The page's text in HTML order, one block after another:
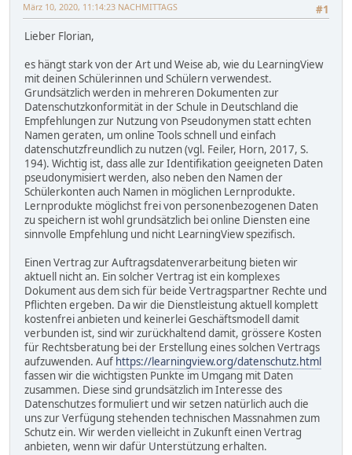
#1
März 10, 2020, 11:14:23 NACHMITTAGS
Lieber Florian,
es hängt stark von der Art und Weise ab, wie du LearningView
mit deinen Schülerinnen und Schülern verwendest.
Grundsätzlich werden in mehreren Dokumenten zur
Datenschutzkonformität in der Schule in Deutschland die
Empfehlungen zur Nutzung von Pseudonymen statt echten
Namen geraten, um online Tools schnell und einfach
datenschutzfreundlich zu nutzen (vgl. Feiler, Horn, 2017, S.
194). Wichtig ist, dass alle zur Identifikation geeigneten Daten
pseudonymisiert werden, also neben den Namen der
Schülerkonten auch Namen in möglichen Lernprodukte.
Lernprodukte möglichst frei von personenbezogenen Daten
zu speichern ist wohl grundsätzlich bei online Diensten eine
sinnvolle Empfehlung und nicht LearningView spezifisch.
Einen Vertrag zur Auftragsdatenverarbeitung bieten wir
aktuell nicht an. Ein solcher Vertrag ist ein komplexes
Dokument aus dem sich für beide Vertragspartner Rechte und
Pflichten ergeben. Da wir die Dienstleistung aktuell komplett
kostenfrei anbieten und keinerlei Geschäftsmodell damit
verbunden ist, sind wir zurückhaltend damit, grössere Kosten
für Rechtsberatung bei der Erstellung eines solchen Vertrags
aufzuwenden. Auf https://learningview.org/datenschutz.html
fassen wir die wichtigsten Punkte im Umgang mit Daten
zusammen. Diese sind grundsätzlich im Interesse des
Datenschutzes formuliert und wir setzen natürlich auch die
uns zur Verfügung stehenden technischen Massnahmen zum
Schutz ein. Wir werden vielleicht in Zukunft einen Vertrag
anbieten, wenn wir dafür Unterstützung erhalten.